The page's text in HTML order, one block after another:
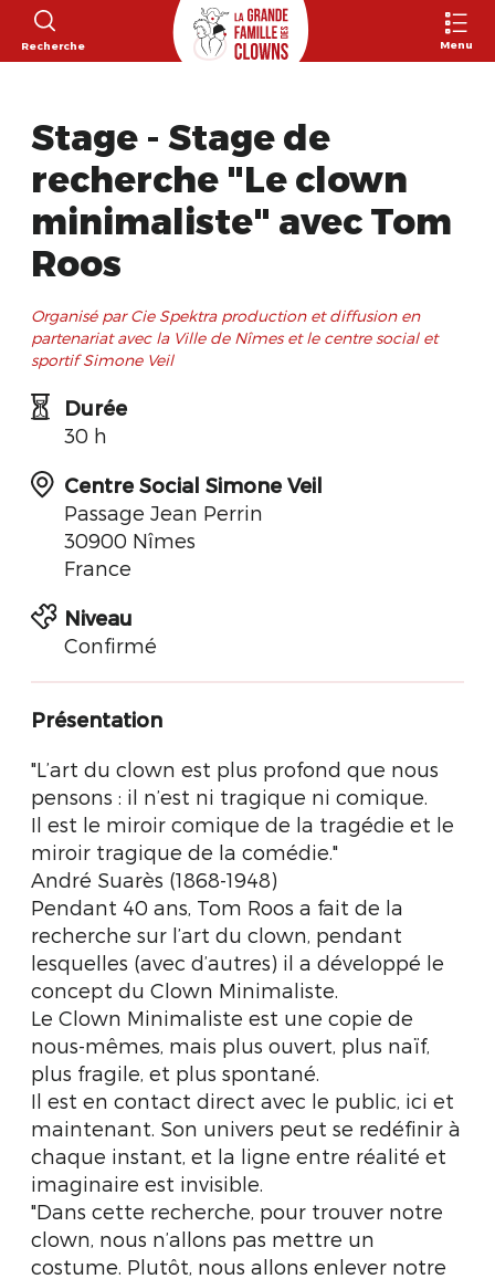
Recherche Menu
Stage - Stage de
recherche "Le clown
minimaliste" avec Tom
Roos
Organisé par Cie Spektra production et diffusion en
partenariat avec la Ville de Nîmes et le centre social et
sportif Simone Veil
Durée
30 h
Centre Social Simone Veil
Passage Jean Perrin
30900 Nîmes
France
Niveau
Confirmé
Présentation
"L’art du clown est plus profond que nous
pensons : il n’est ni tragique ni comique.
Il est le miroir comique de la tragédie et le
miroir tragique de la comédie."
André Suarès (1868-1948)
Pendant 40 ans, Tom Roos a fait de la
recherche sur l’art du clown, pendant
lesquelles (avec d’autres) il a développé le
concept du Clown Minimaliste.
Le Clown Minimaliste est une copie de
nous-mêmes, mais plus ouvert, plus naïf,
plus fragile, et plus spontané.
Il est en contact direct avec le public, ici et
maintenant. Son univers peut se redéfinir à
chaque instant, et la ligne entre réalité et
imaginaire est invisible.
"Dans cette recherche, pour trouver notre
clown, nous n’allons pas mettre un
costume. Plutôt, nous allons enlever notre